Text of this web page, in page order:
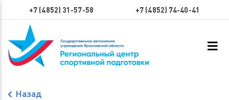
+7 (4852) 31-57-58 +7 (4852) 74-40-41
Назад